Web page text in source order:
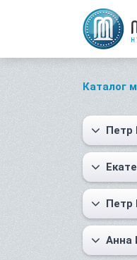
Каталог
Петр
Петр
Анна